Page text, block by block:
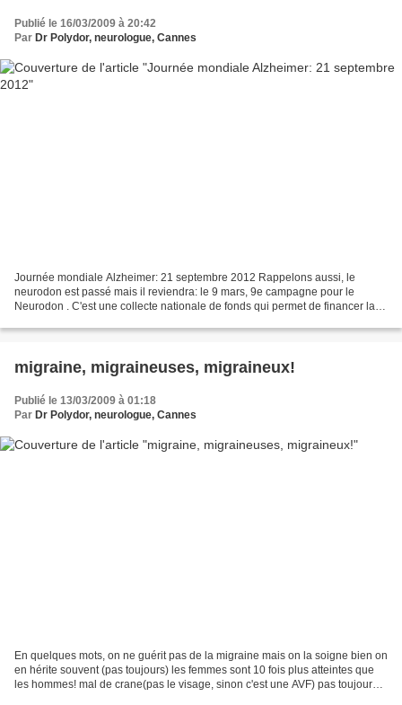
Publié le 16/03/2009 à 20:42
Par Dr Polydor, neurologue, Cannes
Journée mondiale Alzheimer: 21 septembre 2012 Rappelons aussi, le
neurodon est passé mais il reviendra: le 9 mars, 9e campagne pour le
Neurodon . C'est une collecte nationale de fonds qui permet de financer la
migraine, migraineuses, migraineux!
Publié le 13/03/2009 à 01:18
Par Dr Polydor, neurologue, Cannes
En quelques mots, on ne guérit pas de la migraine mais on la soigne bien on
en hérite souvent (pas toujours) les femmes sont 10 fois plus atteintes que
les hommes! mal de crane(pas le visage, sinon c'est une AVF) pas toujours